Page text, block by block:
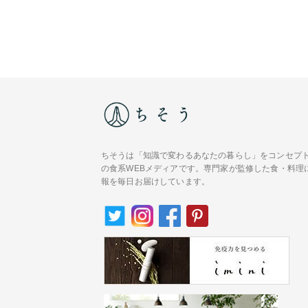
ちそうは「知識で変わるあなたの暮らし」をコンセプ
の食系WEBメディアです。専門家が監修した食・料理
報を毎日お届けしています。